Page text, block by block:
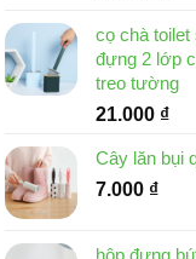
cọ chà toilet
đựng 2 lớp
treo tường
21.000 ₫
Cây lăn bụi
7.000 ₫
hộp đựng